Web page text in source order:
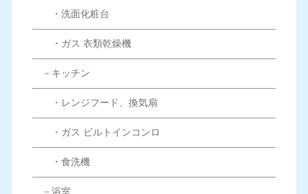
・洗面化粧台
・ガス 衣類乾燥機
－キッチン
・レンジフード、換気扇
・ガス ビルトインコンロ
・食洗機
－浴室